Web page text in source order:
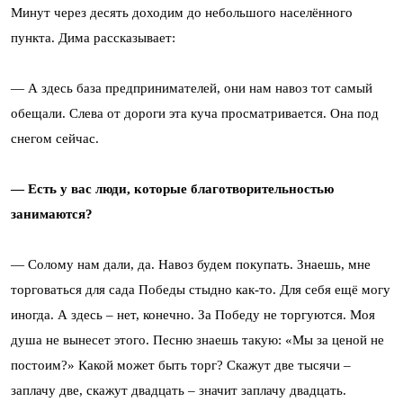
Минут через десять доходим до небольшого населённого
пункта. Дима рассказывает:
— А здесь база предпринимателей, они нам навоз тот самый
обещали. Слева от дороги эта куча просматривается. Она под
снегом сейчас.
— Есть у вас люди, которые благотворительностью
занимаются?
— Солому нам дали, да. Навоз будем покупать. Знаешь, мне
торговаться для сада Победы стыдно как-то. Для себя ещё могу
иногда. А здесь – нет, конечно. За Победу не торгуются. Моя
душа не вынесет этого. Песню знаешь такую: «Мы за ценой не
постоим?» Какой может быть торг? Скажут две тысячи –
заплачу две, скажут двадцать – значит заплачу двадцать.